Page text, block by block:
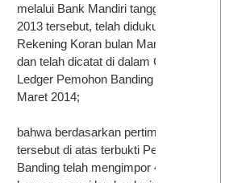
melalui Bank Mandiri tanggal 18 Maret
2013 tersebut, telah didukung dengan
Rekening Koran bulan Maret 2014,
dan telah dicatat di dalam General
Ledger Pemohon Banding pada bulan
Maret 2014;
bahwa berdasarkan pertimbangan
tersebut di atas terbukti Pemohon
Banding telah mengimpor 4 jenis